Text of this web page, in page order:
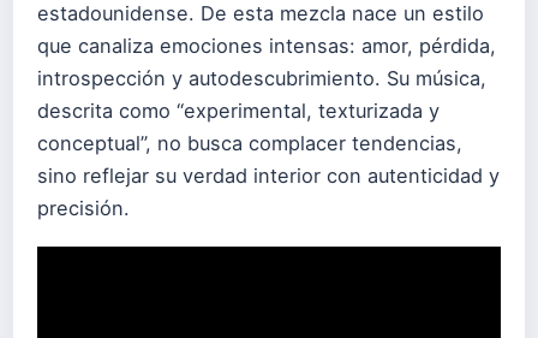
estadounidense. De esta mezcla nace un estilo
que canaliza emociones intensas: amor, pérdida,
introspección y autodescubrimiento. Su música,
descrita como “experimental, texturizada y
conceptual”, no busca complacer tendencias,
sino reflejar su verdad interior con autenticidad y
precisión.